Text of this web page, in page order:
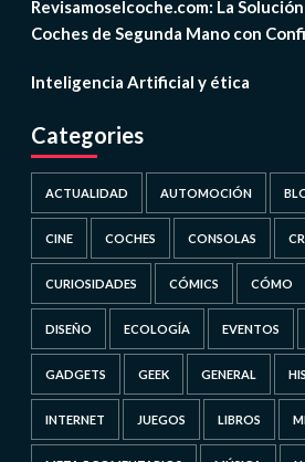
Revisamoselcoche.com: La
Coches de Segunda Mano con
Inteligencia Artificial y ética
Categories
ACTUALIDAD AUTOMOCIÓN
CINE COCHES CONSOLAS
CURIOSIDADES CÓMICS CÓMO
DISEÑO ECOLOGÍA EVENTOS
GADGETS GEEK GENERAL
INTERNET JUEGOS LIBROS